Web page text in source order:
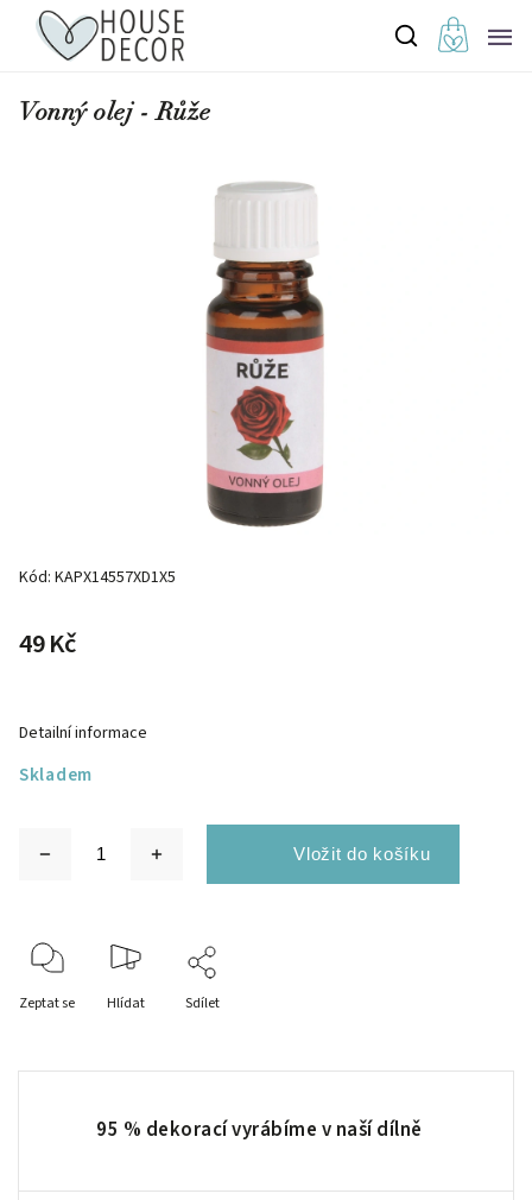
Vonný olej - Růže
Kód: KAPX14557XD1X5
49 Kč
Skladem
Detailní informace
Zeptat se Hlídat Sdílet
95 % dekorací vyrábíme v naší dílně